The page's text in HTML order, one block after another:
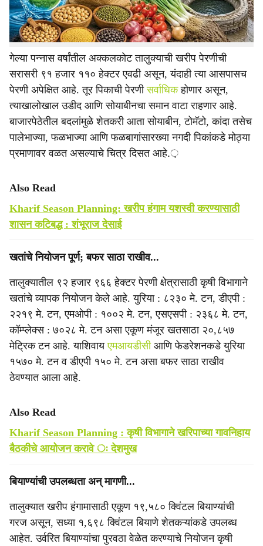
लागवड होईल, असा अंदाज कृषी विभागाने व्यक्त केला आहे. ही
माहिती तालुका कृषी विकास अधिकारी चंद्रकांत मंगरुळे यांनी दिली.
गेल्या पन्नास वर्षांतील अक्कलकोट तालुक्याची खरीप पेरणीची
सरासरी ९१ हजार ११० हेक्टर एवढी असून, यंदाही त्या आसपासच
पेरणी अपेक्षित आहे. तूर पिकाची पेरणीसर्वाधिकहोणार असून,
त्याखालोखाल उडीद आणि सोयाबीनचा समान वाटा राहणार आहे.
बाजारपेठेतील बदलांमुळे शेतकरी आता सोयाबीन, टोमॅटो, कांदा तसेच
पालेभाज्या, फळभाज्या आणि फळबागांसारख्या नगदी पिकांकडे मोठ्या
प्रमाणावर वळत असल्याचे चित्र दिसत आहे.़
Also Read
Kharif Season Planning: खरीप हंगाम यशस्वी करण्यासाठी
शासन कटिबद्ध : शंभूराज देसाई
खतांचे नियोजन पूर्ण; बफर साठा राखीव...
तालुक्यातील ९२ हजार ९६६ हेक्टर पेरणी क्षेत्रासाठी कृषी विभागाने
खतांचे व्यापक नियोजन केले आहे. युरिया : ८२३० मे. टन, डीएपी :
२२१९ मे. टन, एमओपी : १००२ मे. टन, एसएसपी : २३६८ मे. टन,
कॉम्प्लेक्स : ७०२८ मे. टन असा एकूण मंजूर खतसाठा २०,८५७
मेट्रिक टन आहे. याशिवायएमआयडीसी आणि फेडरेशनकडे युरिया
१५७० मे. टन व डीएपी १५० मे. टन असा बफर साठा राखीव
ठेवण्यात आला आहे.
Also Read
Kharif Season Planning : कृषी विभागाने खरिपाच्या गावनिहाय
बैठकीचे आयोजन करावे ः देशमुख
बियाण्यांची उपलब्धता अन्‌ मागणी...
तालुक्यात खरीप हंगामासाठी एकूण १९,५८० क्विंटल बियाण्यांची
गरज असून, सध्या १,६९८ क्विंटल बियाणे शेतकऱ्यांकडे उपलब्ध
आहेत. उर्वरित बियाण्यांचा पुरवठा वेळेत करण्याचे नियोजन कृषी